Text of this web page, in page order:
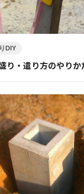
DIY
り・遣り方のやりか